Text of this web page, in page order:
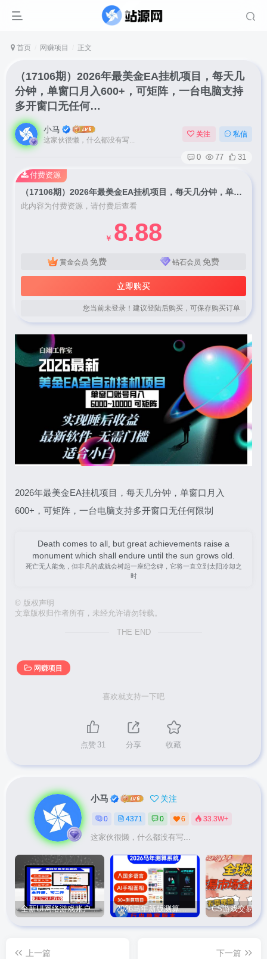
首页 网赚项目 正文
（17106期）2026年最美金EA挂机项目，每天几
分钟，单窗口月入600+，可矩阵，一台电脑支持
多开窗口无任何…
小马
这家伙很懒，什么都没有写...
关注 私信
0 77 31
（17106期）2026年最美金EA挂机项目，每天几分钟，单窗口月入600+，可矩阵，一台电脑支持多开窗口无任何…
此内容为付费资源，请付费后查看
￥ 8.88
黄金会员 免费 钻石会员 免费
立即购买
您当前未登录！建议登陆后购买，可保存购买订单
付费资源
2026年最美金EA挂机项目，每天几分钟，单窗口月入
600+，可矩阵，一台电脑支持多开窗口无任何限制
Death comes to all, but great achievements raise a
monument which shall endure until the sun grows old.
死亡无人能免，但非凡的成就会树起一座纪念碑，它将一直立到太阳冷却之
时
© 版权声明
文章版权归作者所有，未经允许请勿转载。
THE END
网赚项目
喜欢就支持一下吧
点赞 31 分享 收藏
小马 关注
0 4371 0 6 33.3W+
这家伙很懒，什么都没有写...
全新UI网络游戏账户交易平台系统 全开源版本 2026马年新版测算系统源码
上一篇
下一篇